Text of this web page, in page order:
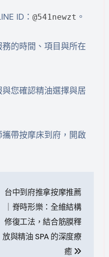
ID：@541newzt 。
的時間、項目與所在
您確認精油選擇與居
帶按摩床到府，開啟
台中到府推拿按摩推薦
｜脊時形樂：全維結構
修復工法，結合筋膜釋
放與精油 SPA 的深度療
癒